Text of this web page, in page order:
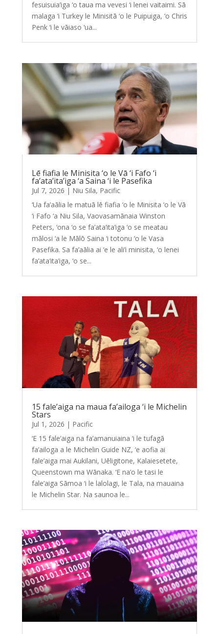
fesuisuia’iga ‘o taua ma vevesi ‘i lenei vaitaimi. Sā
malaga ‘i Turkey le Minisitā ‘o le Puipuiga, ‘o Chris
Penk ‘i le vāiaso ‘ua...
Lē fiafia le Minisita ‘o le Vā ‘i Fafo ‘i
fa’ata’ita’iga ‘a Saina ‘i le Pasefika
Jul 7, 2026 | Niu Sila, Pacific
‘Ua fa’aālia le matuā lē fiafia ‘o le Minisita ‘o le Vā
‘i Fafo ‘a Niu Sila, Vaovasamānaia Winston
Peters, ‘ona ‘o se fa’ata’ita’iga ‘o se meatau
mālosi ‘a le Mālō Saina ‘i totonu ‘o le Vasa
Pasefika. Sa fa’aālia ai ‘e le ali’i minisita, ‘o lenei
fa’ata’ita’iga, ‘o se...
15 fale’aiga na maua fa’ailoga ‘i le Michelin
Stars
Jul 1, 2026 | Pacific
‘E 15 fale’aiga na fa’amanuiaina ‘i le tufagā
fa’ailoga a le Michelin Guide NZ, ‘e aofia ai
fale’aiga mai Aukilani, Uēligitone, Kalaiesetete,
Queenstown ma Wānaka. ‘E na’o le tasi le
fale’aiga Sāmoa ‘i le lalolagi, le Tala, na mauaina
le Michelin Star. Na saunoa le...